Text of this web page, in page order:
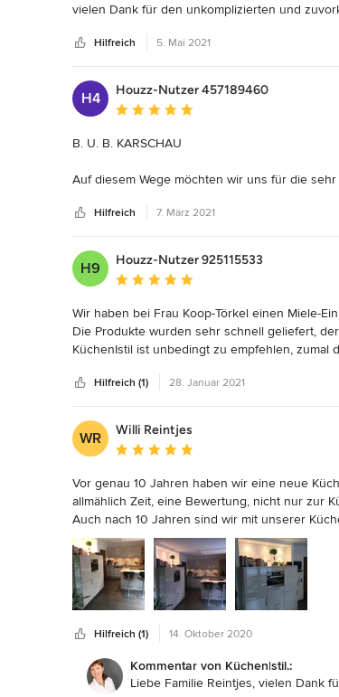
vielen Dank für den unkomplizierten und
Familie B. aus Dinslaken
Hilfreich 5. Mai 2021
H4
Houzz-Nutzer 457189460
Durchschnittliche Bewertung: 5 von 5
B. U. B. KARSCHAU
Auf diesem Wege möchten wir uns für die
Frau Koop - Törkel hat unsere Küche perfekt
Wir können die Firma Küchen-Stil nur
Bernd und Barbara Karschau
Hilfreich 7. März 2021
H9
Houzz-Nutzer 925115533
Durchschnittliche Bewertung: 5 von 5
Wir haben bei Frau Koop-Törkel einen Miele-
Die Produkte wurden sehr schnell geliefert,
KüchenIstil ist unbedingt zu empfehlen, zumal
Roswitha und Dr. Peter Beyer aus Dinslaken
Hilfreich (1) 28. Januar 2021
WR
Willi Reintjes
Durchschnittliche Bewertung: 5 von 5
Vor genau 10 Jahren haben wir eine neue
allmählich Zeit, eine Bewertung, nicht nur zur
Auch nach 10 Jahren sind wir mit unserer
die Geräte zu nutzen und Leckeres zu zaubern.
Aber beginnen wir vorne:
Unsere Vorstellungen zu unserer neuen Küche waren eigentlich etwas anders gelagert, bis Frau Koop-Törkel zu uns kam und
....
Die intensive, kompetente und konstruktive
Beratung vor Ort und im Küchenstudio mit
Wir haben eine Küche bekommen, in der wir
Tag.
Hilfreich (1) 14. Oktober 2020
Kommentar von Küchen|stil.:
Liebe Familie Reintjes, vielen Dank